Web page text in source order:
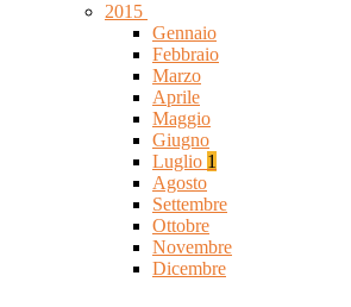
2015
Gennaio
Febbraio
Marzo
Aprile
Maggio
Giugno
Luglio 1
Agosto
Settembre
Ottobre
Novembre
Dicembre